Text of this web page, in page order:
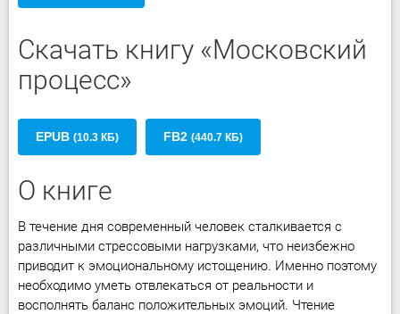
Скачать книгу «Московский
процесс»
EPUB (10.3 КБ) FB2 (440.7 КБ)
О книге
В течение дня современный человек сталкивается с
различными стрессовыми нагрузками, что неизбежно
приводит к эмоциональному истощению. Именно поэтому
необходимо уметь отвлекаться от реальности и
восполнять баланс положительных эмоций. Чтение